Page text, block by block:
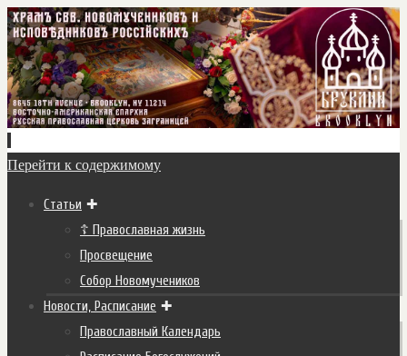
Перейти к содержимому
Статьи
☦ Православная жизнь
Просвещение
Собор Новомучеников
Новости, Расписание
Православный Календарь